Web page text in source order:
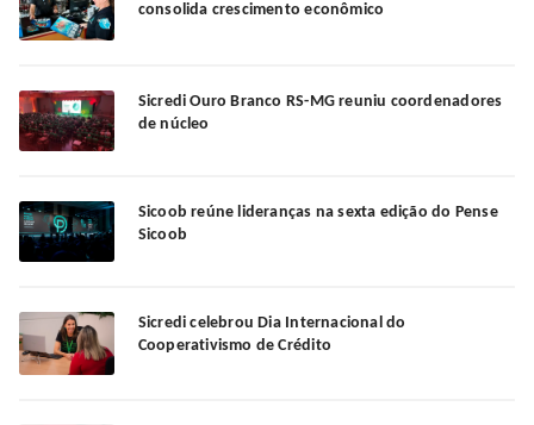
consolida crescimento econômico
Sicredi Ouro Branco RS-MG reuniu coordenadores
de núcleo
Sicoob reúne lideranças na sexta edição do Pense
Sicoob
Sicredi celebrou Dia Internacional do
Cooperativismo de Crédito